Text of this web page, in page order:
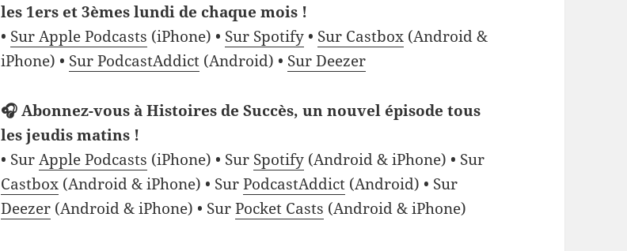
les 1ers et 3èmes lundi de chaque mois !
• Sur Apple Podcasts (iPhone) • Sur Spotify • Sur Castbox (Android &
iPhone) • Sur PodcastAddict (Android) • Sur Deezer
🎧 Abonnez-vous à Histoires de Succès, un nouvel épisode tous
les jeudis matins !
• SurApple Podcasts (iPhone) • Sur Spotify (Android & iPhone) • Sur
Castbox (Android & iPhone) • SurPodcastAddict (Android) • Sur
Deezer (Android & iPhone) • SurPocket Casts (Android & iPhone)